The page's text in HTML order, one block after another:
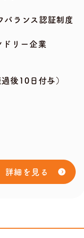
ランス認証制度
リー企業
後10日付与）
詳細を見る